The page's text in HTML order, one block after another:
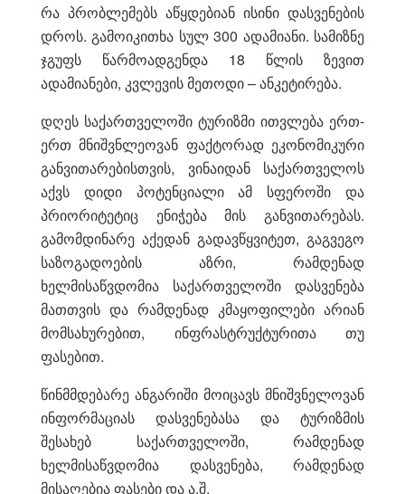
რა პრობლემებს აწყდებიან ისინი დასვენების
დროს. გამოიკითხა სულ 300 ადამიანი. სამიზნე
ჯგუფს წარმოადგენდა 18 წლის ზევით
ადამიანები, კვლევის მეთოდი – ანკეტირება.
დღეს საქართველოში ტურიზმი ითვლება ერთ-
ერთ მნიშვნლეოვან ფაქტორად ეკონომიკური
განვითარებისთვის, ვინაიდან საქართველოს
აქვს დიდი პოტენციალი ამ სფეროში და
პრიორიტეტიც ენიჭება მის განვითარებას.
გამომდინარე აქედან გადავწყვიტეთ, გაგვეგო
საზოგადოების აზრი, რამდენად
ხელმისაწვდომია საქართველოში დასვენება
მათთვის და რამდენად კმაყოფილები არიან
მომსახურებით, ინფრასტრუქტურითა თუ
ფასებით.
წინმმდებარე ანგარიში მოიცავს მნიშვნელოვან
ინფორმაციას დასვენებასა და ტურიზმის
შესახებ საქართველოში, რამდენად
ხელმისაწვდომია დასვენება, რამდენად
მისაღებია ფასები და ა.შ.